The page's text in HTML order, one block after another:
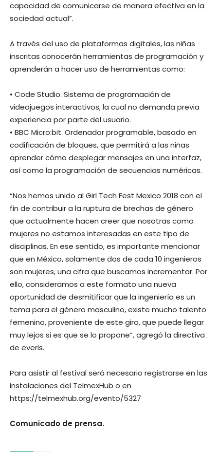
capacidad de comunicarse de manera efectiva en la
sociedad actual”.
A través del uso de plataformas digitales, las niñas
inscritas conocerán herramientas de programación y
aprenderán a hacer uso de herramientas como:
• Code Studio. Sistema de programación de
videojuegos interactivos, la cual no demanda previa
experiencia por parte del usuario.
• BBC Micro:bit. Ordenador programable, basado en
codificación de bloques, que permitirá a las niñas
aprender cómo desplegar mensajes en una interfaz,
así como la programación de secuencias numéricas.
“Nos hemos unido al Girl Tech Fest Mexico 2018 con el
fin de contribuir a la ruptura de brechas de género
que actualmente hacen creer que nosotras como
mujeres no estamos interesadas en este tipo de
disciplinas. En ese sentido, es importante mencionar
que en México, solamente dos de cada 10 ingenieros
son mujeres, una cifra que buscamos incrementar. Por
ello, consideramos a este formato una nueva
oportunidad de desmitificar que la ingeniería es un
tema para el género masculino, existe mucho talento
femenino, proveniente de este giro, que puede llegar
muy lejos si es que se lo propone”, agregó la directiva
de everis.
Para asistir al festival será necesario registrarse en las
instalaciones del TelmexHub o en
https://telmexhub.org/evento/5327
Comunicado de prensa.